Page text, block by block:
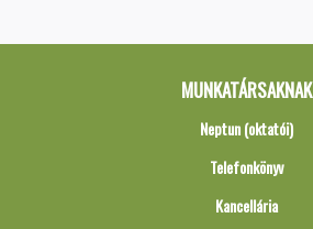
MUNKATÁRSAKNAK
Neptun (oktatói)
Telefonkönyv
Kancellária